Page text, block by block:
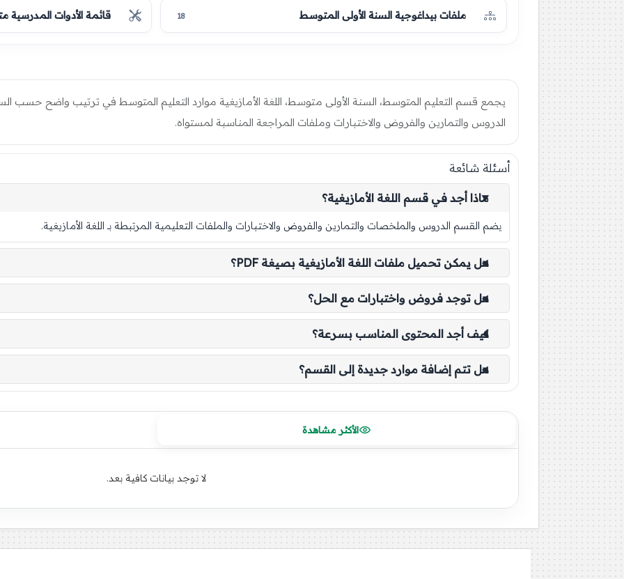
ملفات بيداغوجية السنة الأولى المتوسط 18 قائمة الأدوات المدرسية
يجمع قسم التعليم المتوسط، السنة الأولى متوسط، اللغة الأمازيغية موارد التعليم المتوسط في ترتيب واضح حسب
الدروس والتمارين والفروض والاختبارات وملفات المراجعة المناسبة لمستواه.
أسئلة شائعة
ماذا أجد في قسم اللغة الأمازيغية؟
يضم القسم الدروس والملخصات والتمارين والفروض والاختبارات والملفات التعليمية المرتبطة بـ اللغة الأمازيغية.
هل يمكن تحميل ملفات اللغة الأمازيغية بصيغة PDF؟
هل توجد فروض واختبارات مع الحل؟
كيف أجد المحتوى المناسب بسرعة؟
هل تتم إضافة موارد جديدة إلى القسم؟
الأكثر مشاهدة
لا توجد بيانات كافية بعد.